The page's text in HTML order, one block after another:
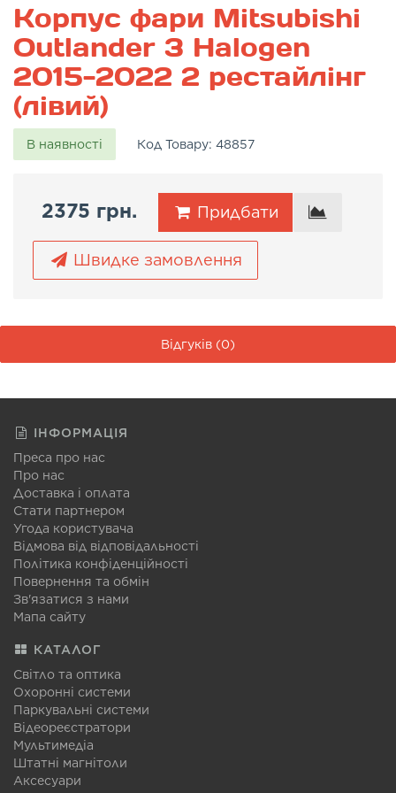
Корпус фари Mitsubishi
Outlander 3 Halogen
2015-2022 2 рестайлінг
(лівий)
В наявності Код Товару: 48857
2375 грн. Придбати
Швидке замовлення
Відгуків (0)
ІНФОРМАЦІЯ
Преса про нас
Про нас
Доставка і оплата
Стати партнером
Угода користувача
Відмова від відповідальності
Політика конфіденційності
Повернення та обмін
Зв'язатися з нами
Мапа сайту
КАТАЛОГ
Світло та оптика
Охоронні системи
Паркувальні системи
Відеореєстратори
Мультимедіа
Штатні магнітоли
Аксесуари